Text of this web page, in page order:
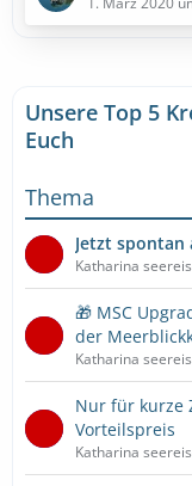
Unsere Top 5
Euch
Thema
Jetzt spontan
Katharina
🎁 MSC
der
Katharina
Nur für kurze
Vorteilspreis
Katharina